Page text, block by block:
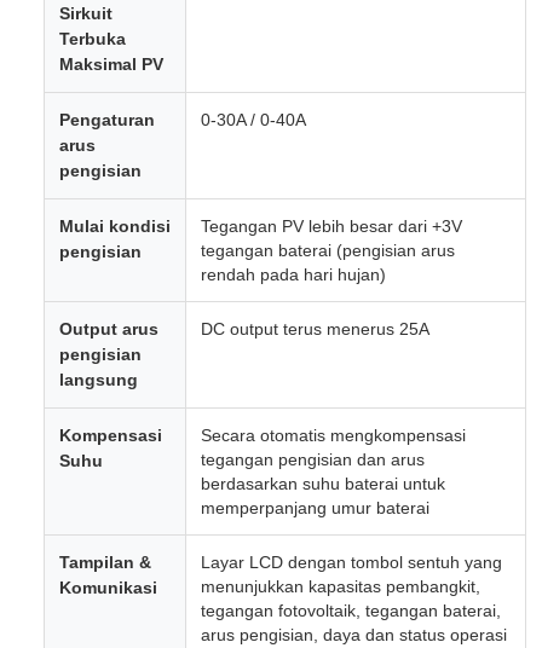
Sirkuit
Terbuka
Maksimal PV
Pengaturan
arus
pengisian
0-30A / 0-40A
Mulai kondisi
pengisian
Tegangan PV lebih besar dari +3V
tegangan baterai (pengisian arus
rendah pada hari hujan)
Output arus
pengisian
langsung
DC output terus menerus 25A
Kompensasi
Suhu
Secara otomatis mengkompensasi
tegangan pengisian dan arus
berdasarkan suhu baterai untuk
memperpanjang umur baterai
Tampilan &
Komunikasi
Layar LCD dengan tombol sentuh yang
menunjukkan kapasitas pembangkit,
tegangan fotovoltaik, tegangan baterai,
arus pengisian, daya dan status operasi